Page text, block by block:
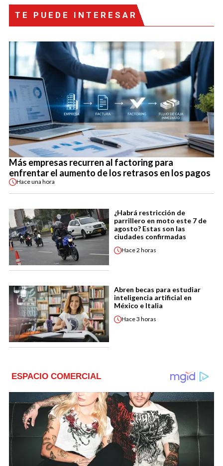
TE PUEDE INTERESAR
Más empresas recurren al factoring para
enfrentar el aumento de los retrasos en los pagos
Haceuna hora
¿Habrá restricción de
parrillero en moto este 7 de
agosto? Estas son las
ciudades confirmadas
Hace2 horas
Abren becas para estudiar
inteligencia artificial en
México e Italia
Hace3 horas